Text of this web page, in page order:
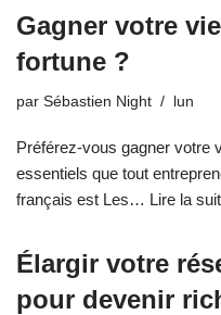
Gagner votre
fortune ?
par Sébastien Night lun
Préférez-vous gagner votre
essentiels que tout
français est Les… Lire la
Élargir votre
pour devenir